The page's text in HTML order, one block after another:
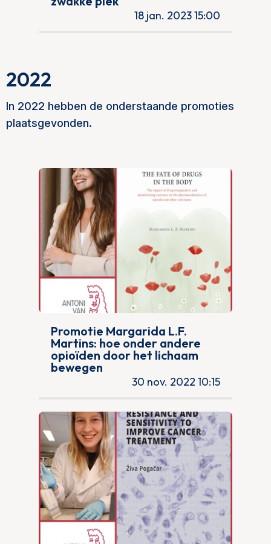
18 jan. 2023 15:00
2022
In 2022 hebben de onderstaande promoties
plaatsgevonden.
Promotie Margarida L.F.
Martins: hoe onder andere
opioïden door het lichaam
bewegen
30 nov. 2022 10:15